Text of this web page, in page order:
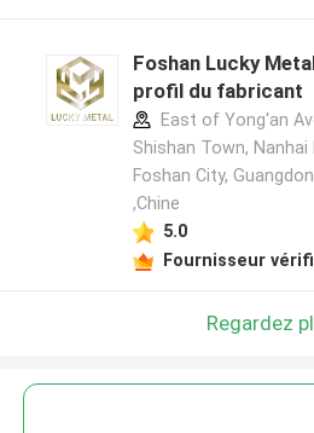
Foshan Lucky
profil du fabricant
East of Yong'an
Shishan Town,
Foshan City,
,Chine
5.0
Fournisseur
Regardez